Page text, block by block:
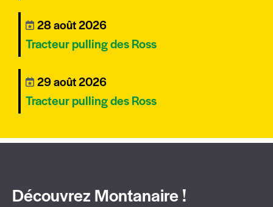
28 août 2026
Tracteur pulling des Ross
29 août 2026
Tracteur pulling des Ross
Découvrez Montanaire !